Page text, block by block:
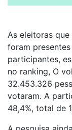
As eleitoras
foram
participantes,
no ranking, O
32.453.326
votaram. A
48,4%, total de